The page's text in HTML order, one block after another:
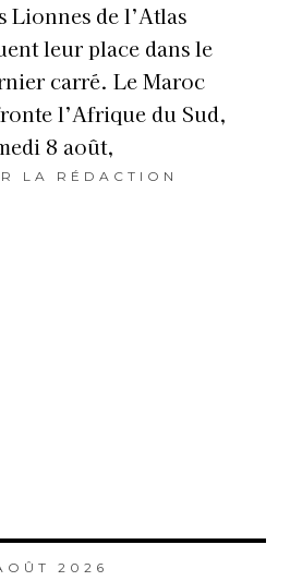
Lionnes de l’Atlas
leur place dans le
carré. Le Maroc
l’Afrique du Sud,
8 août,
LA RÉDACTION
2026